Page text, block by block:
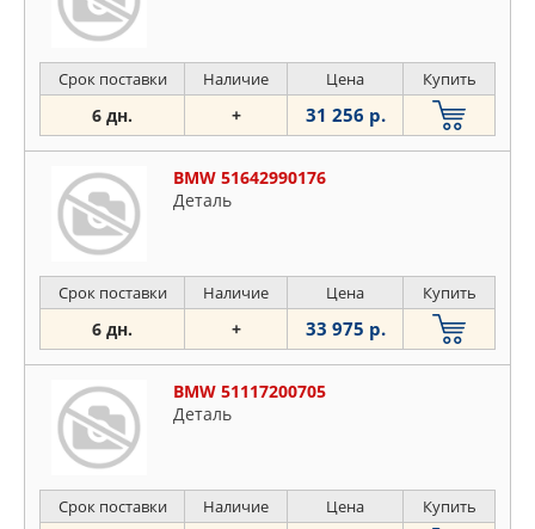
Срок поставки Наличие Цена Купить
6 дн. + 31 256 р.
BMW 51642990176
Деталь
Срок поставки Наличие Цена Купить
6 дн. + 33 975 р.
BMW 51117200705
Деталь
Срок поставки Наличие Цена Купить